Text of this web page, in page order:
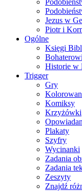
Jezus w
Piotr i
Ogólne
Księgi
Historie w
Trigger
Gry
Komiksy
Krzyżówki
Plakaty
Szyfry
Wycinanki
Zadania
Zadania
Zeszyty
Znajdź